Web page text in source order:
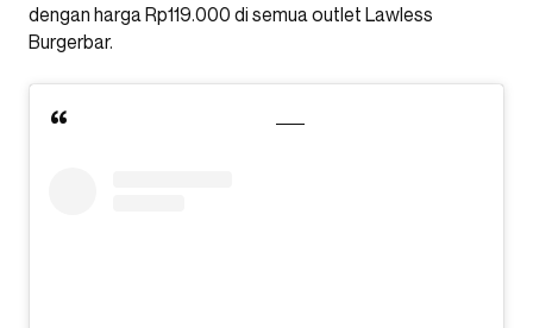
dengan harga Rp119.000 di semua outlet Lawless
Burgerbar.